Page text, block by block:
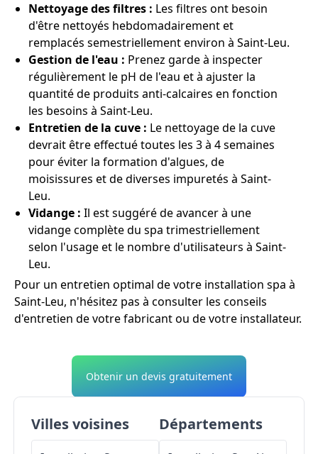
Nettoyage des filtres : Les filtres ont besoin
d'être nettoyés hebdomadairement et
remplacés semestriellement environ à Saint-Leu.
Gestion de l'eau : Prenez garde à inspecter
régulièrement le pH de l'eau et à ajuster la
quantité de produits anti-calcaires en fonction
les besoins à Saint-Leu.
Entretien de la cuve : Le nettoyage de la cuve
devrait être effectué toutes les 3 à 4 semaines
pour éviter la formation d'algues, de
moisissures et de diverses impuretés à Saint-
Leu.
Vidange : Il est suggéré de avancer à une
vidange complète du spa trimestriellement
selon l'usage et le nombre d'utilisateurs à Saint-
Leu.
Pour un entretien optimal de votre installation spa à
Saint-Leu, n'hésitez pas à consulter les conseils
d'entretien de votre fabricant ou de votre installateur.
Obtenir un devis gratuitement
Villes voisines Départements